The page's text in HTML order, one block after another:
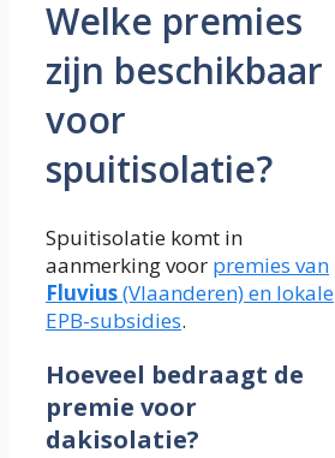
Welke premies
zijn beschikbaar
voor
spuitisolatie?
Spuitisolatie komt in
aanmerking voor premies van
Fluvius(Vlaanderen) en lokale
EPB-subsidies.
Hoeveel bedraagt de
premie voor
dakisolatie?